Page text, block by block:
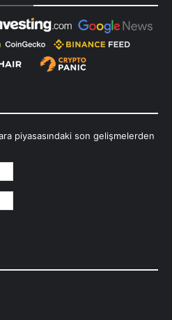
piyasasındaki son gelişmelerden